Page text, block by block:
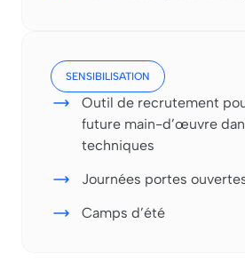
SENSIBILISATION
Outil de recrutement
future main-d’œuvre
techniques
Journées portes
Camps d’été